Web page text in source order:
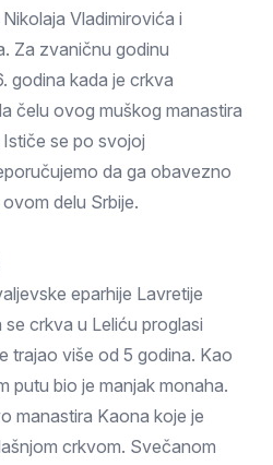
Vladimirovića i
Za zvaničnu godinu
godina kada je crkva
čelu ovog muškog manastira
se po svojoj
da ga obavezno
delu Srbije.
eparhije Lavretije
crkva u Leliću proglasi
trajao više od 5 godina. Kao
putu bio je manjak monaha.
manastira Kaona koje je
crkvom. Svečanom